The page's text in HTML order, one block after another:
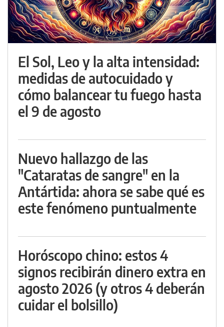
El Sol, Leo y la alta intensidad:
medidas de autocuidado y
cómo balancear tu fuego hasta
el 9 de agosto
Nuevo hallazgo de las
"Cataratas de sangre" en la
Antártida: ahora se sabe qué es
este fenómeno puntualmente
Horóscopo chino: estos 4
signos recibirán dinero extra en
agosto 2026 (y otros 4 deberán
cuidar el bolsillo)